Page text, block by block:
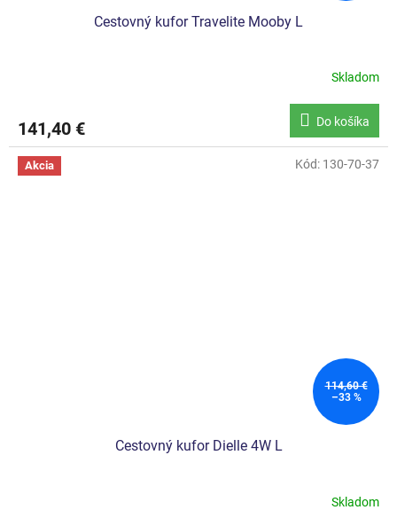
Cestovný kufor Travelite Mooby L
Skladom
141,40 € Do košíka
Akcia
114,60 €
–33 %
Cestovný kufor Dielle 4W L
Skladom
Kód: 130-70-37